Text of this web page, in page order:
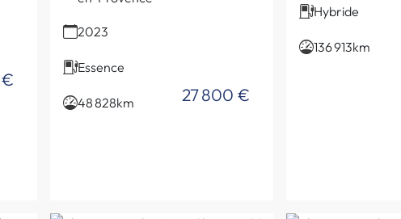
2023
Essence
48 828km 27 800 €
Hybride
136 913km